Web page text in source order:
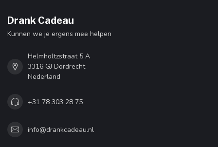
Drank Cadeau
Kunnen we je ergens mee helpen
Helmholtzstraat 5 A
3316 GJ Dordrecht
Nederland
+31 78 303 28 75
info@drankcadeau.nl